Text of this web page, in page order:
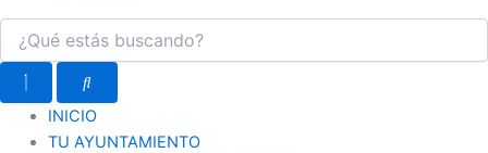
INICIO
TU AYUNTAMIENTO